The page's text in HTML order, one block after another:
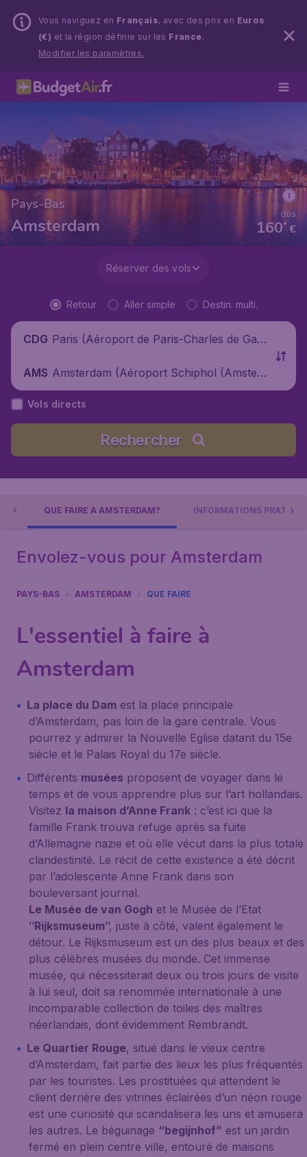
Vous naviguez en Français, avec des prix en Euros
(€) et la région définie sur les France.
Modifier les paramètres.
Pays-Bas
Amsterdam €
160*
dès
Réserver des vols
Retour Aller simple Destin. multi.
CDG Paris (Aéroport de Paris-Charles de Gaul
AMS Amsterdam (Aéroport Schiphol (Amster
dam)), Pays-Bas
Vols directs
Rechercher
QUE FAIRE À AMSTERDAM? INFORMATIONS
Envolez-vous pour Amsterdam
PAYS-BAS AMSTERDAM QUE FAIRE
L'essentiel à faire à
Amsterdam
La place du Dam est la place principale
d’Amsterdam, pas loin de la gare centrale. Vous
pourrez y admirer la Nouvelle Eglise datant du 15e
siècle et le Palais Royal du 17e siècle.
Différents musées proposent de voyager dans le
temps et de vous apprendre plus sur l’art hollandais.
Visitez la maison d’Anne Frank : c’est ici que la
famille Frank trouva refuge après sa fuite
d’Allemagne nazie et où elle vécut dans la plus totale
clandestinité. Le récit de cette existence a été décrit
par l’adolescente Anne Frank dans son
bouleversant journal.
Le Musée de van Gogh et le Musée de l’Etat
’’Rijksmuseum’’, juste à côté, valent également le
détour. Le Rijksmuseum est un des plus beaux et des
plus célèbres musées du monde. Cet immense
musée, qui nécessiterait deux ou trois jours de visite
à lui seul, doit sa renommée internationale à une
incomparable collection de toiles des maîtres
néerlandais, dont évidemment Rembrandt.
Le Quartier Rouge, situé dans le vieux centre
d’Amsterdam, fait partie des lieux les plus fréquentés
par les touristes. Les prostituées qui attendent le
client derrière des vitrines éclairées d’un néon rouge
est une curiosité qui scandalisera les uns et amusera
les autres. Le béguinage “begijnhof” est un jardin
fermé en plein centre ville, entouré de maisons